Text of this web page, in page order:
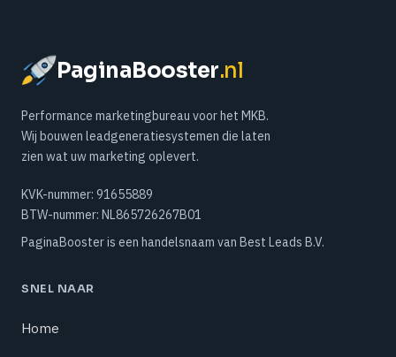
PaginaBooster.nl
Performance marketingbureau voor het MKB.
Wij bouwen leadgeneratiesystemen die laten
zien wat uw marketing oplevert.
KVK-nummer: 91655889
BTW-nummer: NL865726267B01
PaginaBooster is een handelsnaam van Best Leads B.V.
SNEL NAAR
Home